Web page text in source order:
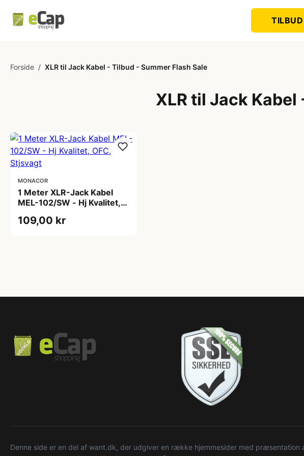
TILBUD
Forside / XLR til Jack Kabel - Tilbud - Summer Flash Sale
XLR til Jack
MONACOR
1 Meter XLR-Jack Kabel
MEL-102/SW - Hj Kvalitet,
109,00 kr
Denne side er en del af want.dk, der udgiver en række hjemmesider med